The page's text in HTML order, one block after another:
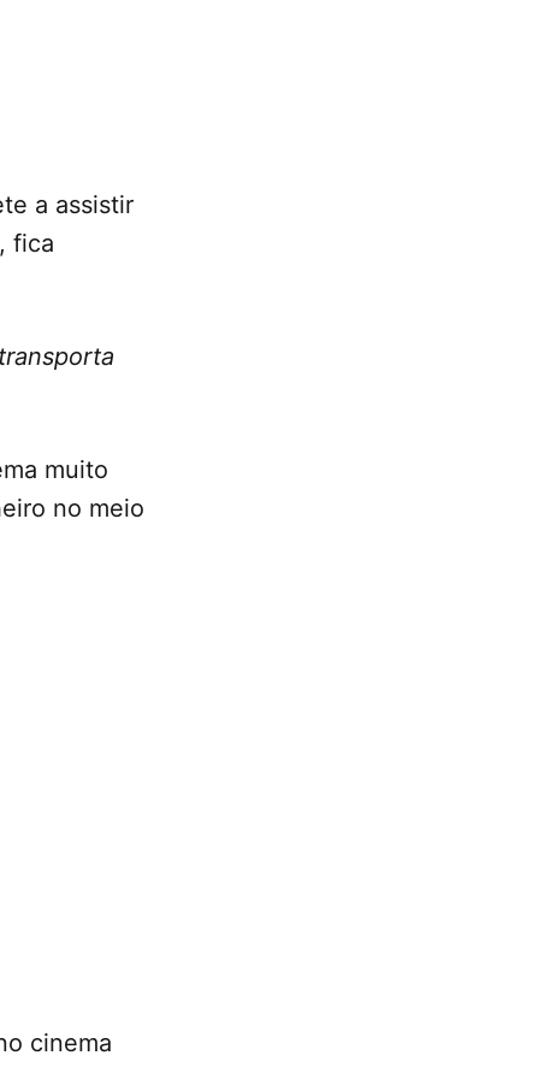
a assistir
fica
muito
no meio
cinema